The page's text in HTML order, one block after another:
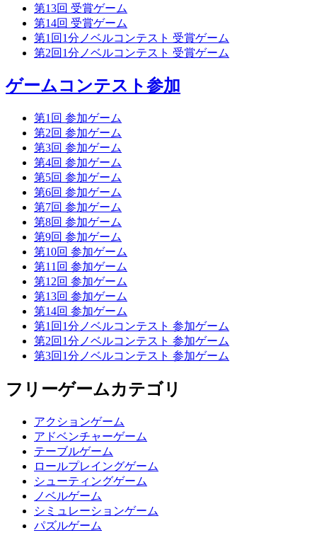
第13回 受賞ゲーム
第14回 受賞ゲーム
第1回1分ノベルコンテスト 受賞ゲーム
第2回1分ノベルコンテスト 受賞ゲーム
ゲームコンテスト参加
第1回 参加ゲーム
第2回 参加ゲーム
第3回 参加ゲーム
第4回 参加ゲーム
第5回 参加ゲーム
第6回 参加ゲーム
第7回 参加ゲーム
第8回 参加ゲーム
第9回 参加ゲーム
第10回 参加ゲーム
第11回 参加ゲーム
第12回 参加ゲーム
第13回 参加ゲーム
第14回 参加ゲーム
第1回1分ノベルコンテスト 参加ゲーム
第2回1分ノベルコンテスト 参加ゲーム
第3回1分ノベルコンテスト 参加ゲーム
フリーゲームカテゴリ
アクションゲーム
アドベンチャーゲーム
テーブルゲーム
ロールプレイングゲーム
シューティングゲーム
ノベルゲーム
シミュレーションゲーム
パズルゲーム